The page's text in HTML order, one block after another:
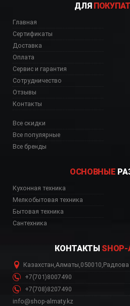
ДЛЯ
Главная
Сертификаты
Доставка
Оплата
Сервис и гарантия
Сотрудничество
Отзывы
Контакты
Все скидки
Все популярные
Все бренды
ОСНОВНЫЕ
Кухонная техника
Мелкобытовая техника
Бытовая техника
Сантехника
КОНТАКТЫ SHOP-
Казахстан,Алматы,050010,Радлова
+7(701)8007490
+7(708)8207490
info@shop-almaty.kz